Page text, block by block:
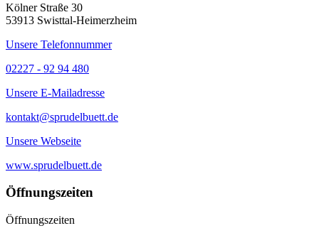
Kölner Straße 30
53913 Swisttal-Heimerzheim
Unsere Telefonnummer
02227 - 92 94 480
Unsere E-Mailadresse
kontakt@sprudelbuett.de
Unsere Webseite
www.sprudelbuett.de
Öffnungszeiten
Öffnungszeiten